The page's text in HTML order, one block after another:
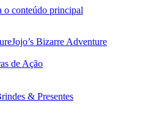
o conteúdo principal
Jojo’s Bizarre Adventure
de Ação
& Presentes